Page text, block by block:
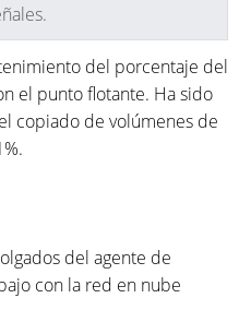
del porcentaje del
el punto flotante. Ha sido
copiado de volúmenes de
del agente de
con la red en nube